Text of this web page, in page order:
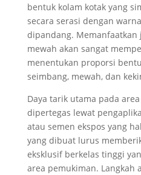
bentuk kolam kotak yang
secara serasi dengan
dipandang. Memanfaatkan
mewah akan sangat
menentukan proporsi
seimbang, mewah, dan
Daya tarik utama pada
dipertegas lewat
atau semen ekspos yang
yang dibuat lurus
eksklusif berkelas tinggi
area pemukiman. Langkah